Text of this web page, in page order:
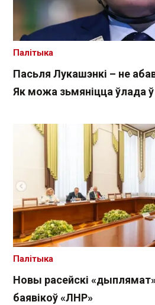
Пасьля Лукашэнкі – не
Як можа зьмяніцца ўлада ў
Палітыка
Новы расейскі
баявікоў «ЛНР»
Палітыка